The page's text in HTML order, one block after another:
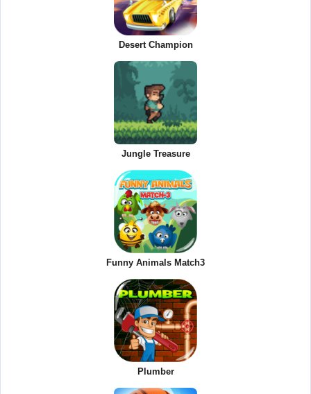
Desert Champion
Jungle Treasure
Funny Animals Match3
Plumber